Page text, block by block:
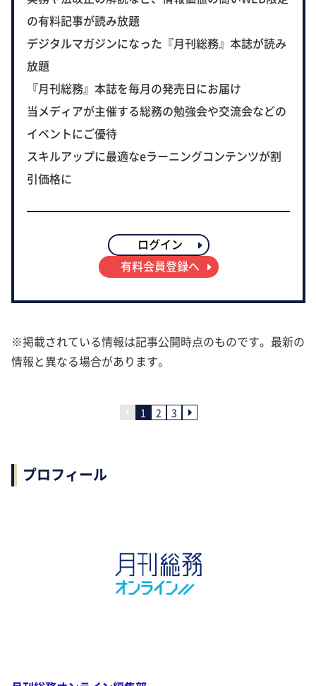
の有料記事が読み放題
デジタルマガジンになった『月刊総務』本誌が読み
放題
『月刊総務』本誌を毎月の発売日にお届け
当メディアが主催する総務の勉強会や交流会などの
イベントにご優待
スキルアップに最適なeラーニングコンテンツが割
引価格に
ログイン
有料会員登録へ
※掲載されている情報は記事公開時点のものです。最新の
情報と異なる場合があります。
1 2 3
プロフィール